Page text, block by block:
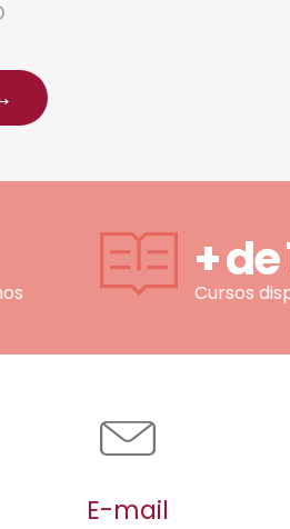
+ de
Cursos
E-mail